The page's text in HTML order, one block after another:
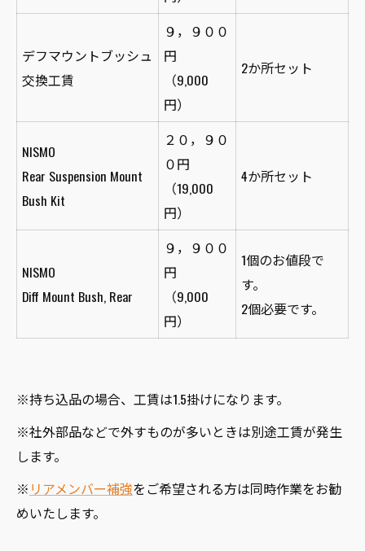
デフマウントブッシュ
交換工賃
９，９００
円
（9,000
円）
2か所セット
NISMO
Rear Suspension Mount
Bush Kit
２０，９０
０円
（19,000
円）
4か所セット
NISMO
Diff Mount Bush, Rear
９，９００
円
（9,000
円）
1個のお値段で
す。
2個必要です。
※持ち込品の場合、工賃は1.5掛けになります。
※社外部品などで外すものが多いときは別途工賃が発生
します。
※ リアメンバー補強をご希望される方は同時作業をお勧
めいたします。